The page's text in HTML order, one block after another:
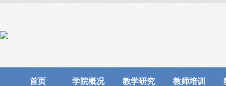
首页 学院概况 教学研究 教师培训